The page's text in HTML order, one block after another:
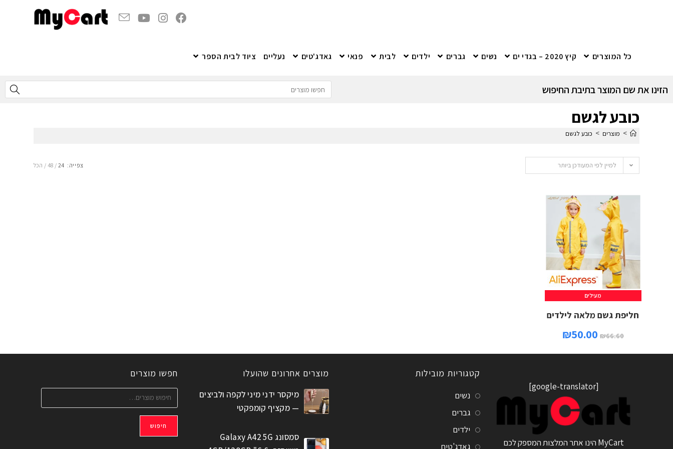
כל המוצרים קיץ 2020 – בגדי ים נשים גברים ילדים לבית פנאי גאדג'טים נעליים ציוד לבית הספר
הזינו את שם המוצר בתיבת החיפוש
כובע לגשם
> מוצרים > כובע לגשם
למיין לפי המעודכן ביותר צפייה: 24
48 הכל
מעילים
חליפת גשם מלאה לילדים
₪66.60
₪50.00
[google-translator]
MyCart הינו אתר המלצות המספק לכם
קטגוריות מובילות
נשים
גברים
ילדים
גאדג'טים
מוצרים אחרונים שהועלו
מיקסר ידני מיני לקפה ולביצים
— מקציף קומפקטי
סמסונג Galaxy A42 5G
חפשו מוצרים
חיפוש